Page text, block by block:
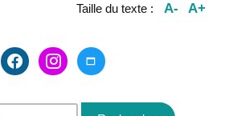
Taille du texte : A- A+
facebook2instagrammaximize
Rechercher :